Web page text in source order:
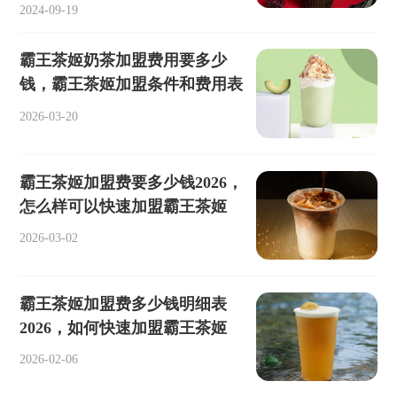
2024-09-19
霸王茶姬奶茶加盟费用要多少
钱，霸王茶姬加盟条件和费用表
2026-03-20
霸王茶姬加盟费要多少钱2026，
怎么样可以快速加盟霸王茶姬
2026-03-02
霸王茶姬加盟费多少钱明细表
2026，如何快速加盟霸王茶姬
2026-02-06